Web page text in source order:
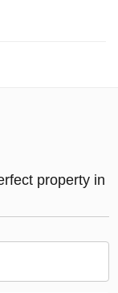
property in